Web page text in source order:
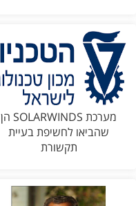
מערכת SOLARWINDS הן
שהביאו לחשיפת בעיית
תקשורת